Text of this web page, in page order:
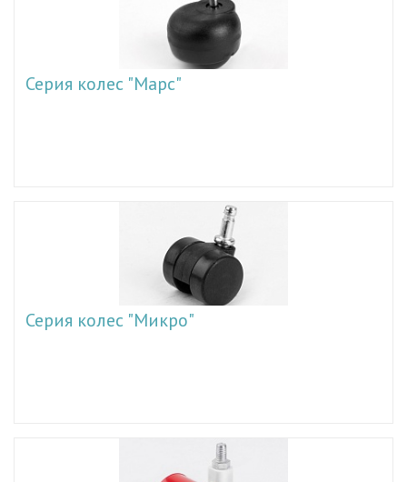
Серия колес "Марс"
Серия колес "Микро"